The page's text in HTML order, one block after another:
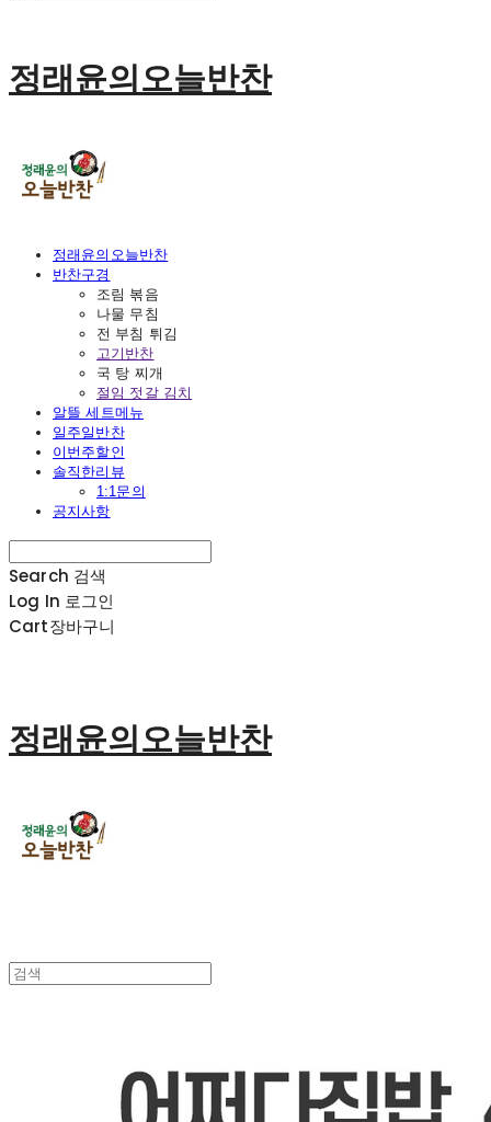
정래윤의오늘반찬
정래윤의오늘반찬
반찬구경
조림 볶음
나물 무침
전 부침 튀김
고기반찬
국 탕 찌개
절임 젓갈 김치
알뜰 세트메뉴
일주일반찬
이번주할인
솔직한리뷰
1:1문의
공지사항
Search 검색
Log In 로그인
Cart장바구니
정래윤의오늘반찬